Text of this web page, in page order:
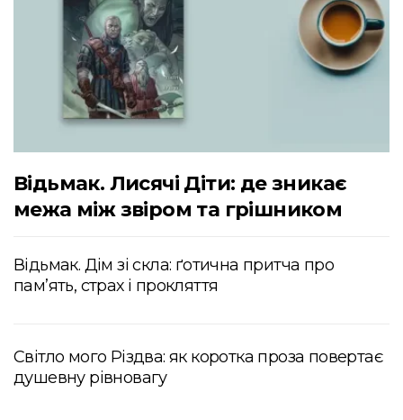
Відьмак. Лисячі Діти: де зникає
межа між звіром та грішником
Відьмак. Дім зі скла: ґотична притча про
пам’ять, страх і прокляття
Світло мого Різдва: як коротка проза повертає
душевну рівновагу